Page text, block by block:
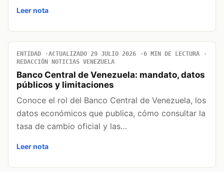
Leer nota
ENTIDAD ACTUALIZADO 29 JULIO 2026
6 MIN DE LECTURA
REDACCIÓN NOTICIAS VENEZUELA
Banco Central de Venezuela: mandato, datos
públicos y limitaciones
Conoce el rol del Banco Central de Venezuela, los
datos económicos que publica, cómo consultar la
tasa de cambio oficial y las…
Leer nota